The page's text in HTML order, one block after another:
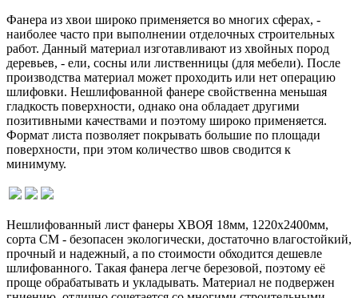
Фанера из хвои широко применяется во многих сферах, -
наиболее часто при выполнении отделочных строительных
работ. Данный материал изготавливают из хвойных пород
деревьев, - ели, сосны или лиственницы (для мебели). После
производства материал может проходить или нет операцию
шлифовки. Нешлифованной фанере свойственна меньшая
гладкость поверхности, однако она обладает другими
позитивными качествами и поэтому широко применяется.
Формат листа позволяет покрывать большие по площади
поверхности, при этом количество швов сводится к
минимуму.
Нешлифованный лист фанеры ХВОЯ 18мм, 1220х2400мм,
сорта СМ - безопасен экологически, достаточно влагостойкий,
прочный и надежный, а по стоимости обходится дешевле
шлифованного. Такая фанера легче березовой, поэтому её
проще обрабатывать и укладывать. Материал не подвержен